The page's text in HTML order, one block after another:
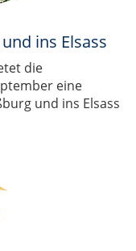
ins Elsass
die
eine
und ins Elsass